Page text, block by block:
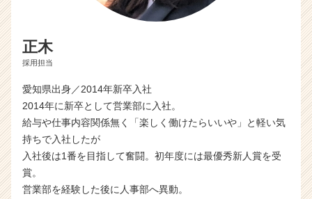
正木
採用担当
愛知県出身／2014年新卒入社
2014年に新卒として営業部に入社。
給与や仕事内容関係無く「楽しく働けたらいいや」と軽い気
持ちで入社したが
入社後は1番を目指して奮闘。初年度には最優秀新人賞を受
賞。
営業部を経験した後に人事部へ異動。